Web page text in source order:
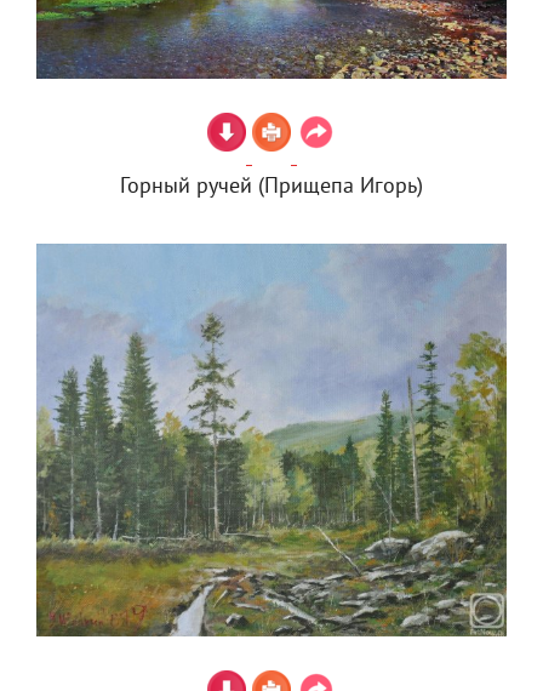
Горный ручей (Прищепа Игорь)